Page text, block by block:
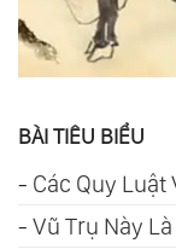
BÀI TIÊU BIỂU
- Các Quy Luật
- Vũ Trụ Này